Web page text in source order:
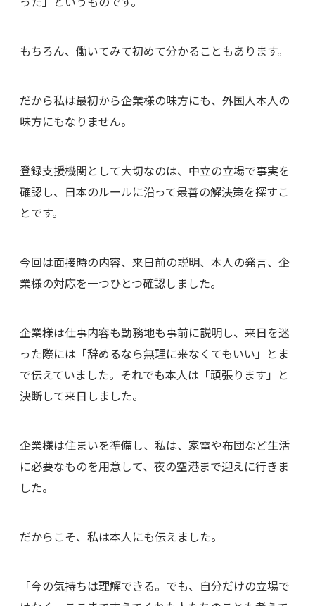
もちろん、働いてみて初めて分かることもあります。
だから私は最初から企業様の味方にも、外国人本人の
味方にもなりません。
登録支援機関として大切なのは、中立の立場で事実を
確認し、日本のルールに沿って最善の解決策を探すこ
とです。
今回は面接時の内容、来日前の説明、本人の発言、企
業様の対応を一つひとつ確認しました。
企業様は仕事内容も勤務地も事前に説明し、来日を迷
った際には「辞めるなら無理に来なくてもいい」とま
で伝えていました。それでも本人は「頑張ります」と
決断して来日しました。
企業様は住まいを準備し、私は、家電や布団など生活
に必要なものを用意して、夜の空港まで迎えに行きま
した。
だからこそ、私は本人にも伝えました。
「今の気持ちは理解できる。でも、自分だけの立場で